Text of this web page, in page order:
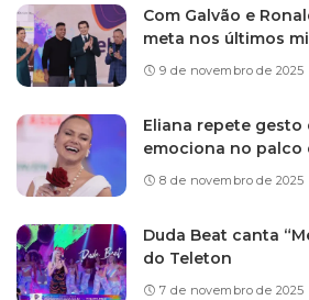
Com Galvão e
meta nos últimos
9 de novembro de 2025
Eliana repete gesto
emociona no palco
8 de novembro de 2025
Duda Beat canta
do Teleton
7 de novembro de 2025